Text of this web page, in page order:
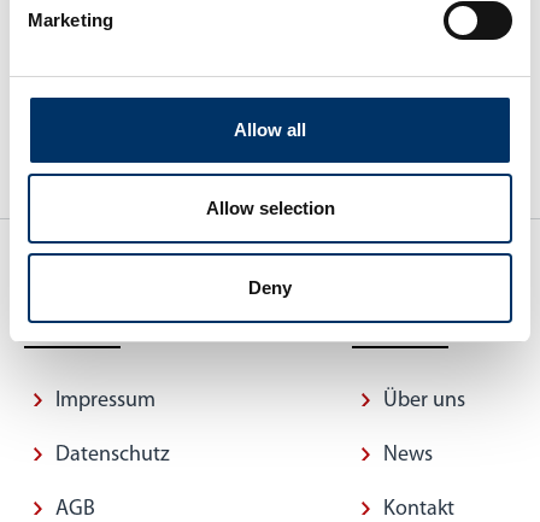
Marketing
Allow all
Allow selection
Deny
SCHNELLZUGRIFF
Impressum
Datenschutz
AGB
INFORMATION
Über uns
News
Kontakt